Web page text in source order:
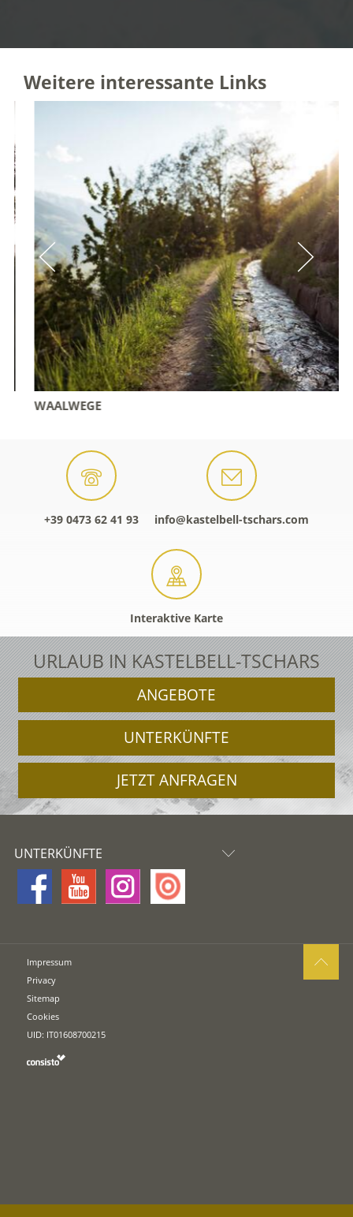
Weitere interessante Links
WAALWEGE
+39 0473 62 41 93 info@kastelbell-tschars.com
Interaktive Karte
URLAUB IN KASTELBELL-TSCHARS
ANGEBOTE
UNTERKÜNFTE
JETZT ANFRAGEN
UNTERKÜNFTE
Impressum
Privacy
Sitemap
Cookies
UID: IT01608700215